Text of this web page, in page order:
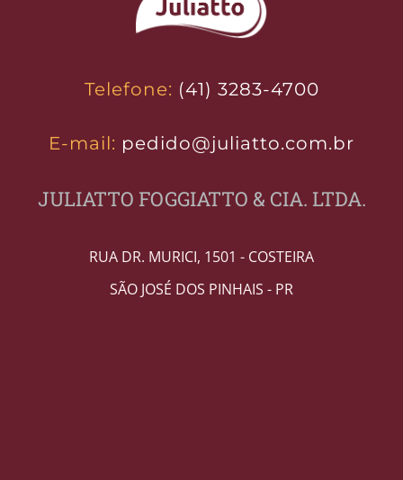
Telefone: (41) 3283-4700
E-mail: pedido@juliatto.com.br
JULIATTO FOGGIATTO & CIA. LTDA.
RUA DR. MURICI, 1501 - COSTEIRA
SÃO JOSÉ DOS PINHAIS - PR